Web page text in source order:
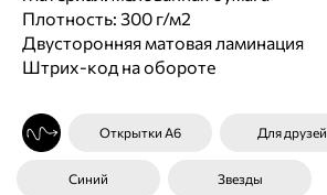
Плотность: 300 г/м2
Двусторонняя матовая ламинация
Штрих-код на обороте
Открытки А6 Для друзей
Синий Звезды